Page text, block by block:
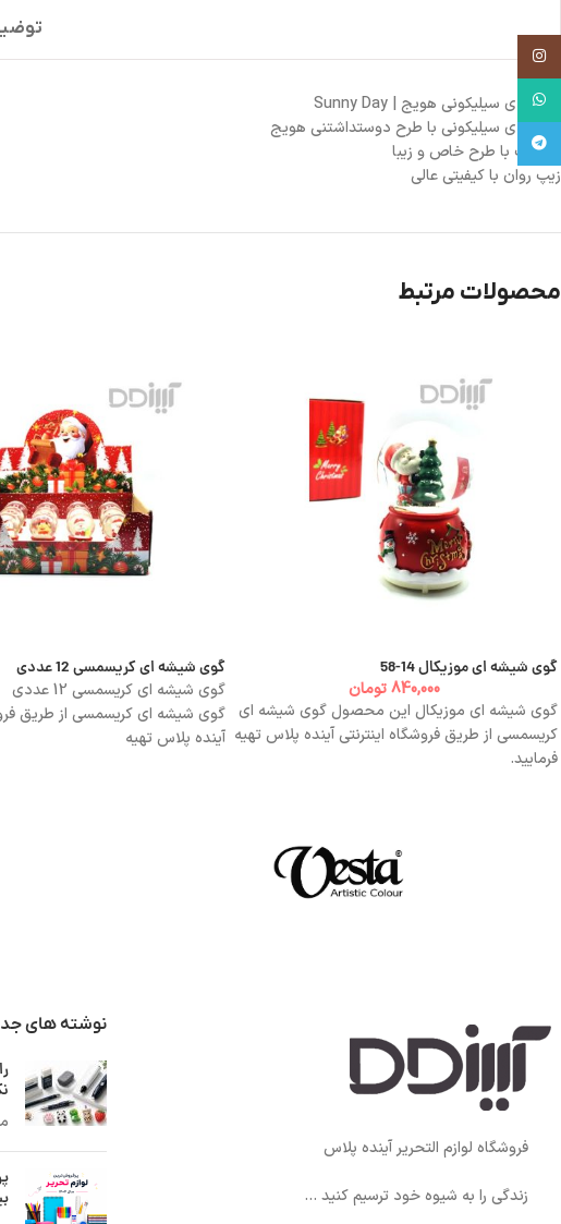
جامدادی سیلیکونی هویج | Sunny Day
جامدادی سیلیکونی با طرح دوستداشتنی هویج
سر زیپ با طرح خاص و زیبا
زیپ روان با کیفیتی عالی
محصولات مرتبط
گوی شیشه ای موزیکال 14-58
840,000 تومان
گوی شیشه ای موزیکال این محصول گوی شیشه ای
کریسمسی از طریق فروشگاه اینترنتی آینده پلاس تهیه
فرمایید.
گوی شیشه ای کریسمسی 12 عددی
گوی شیشه ای
گوی شیشه ای کریسمسی از طریق
آینده پلاس تهیه
فروشگاه لوازم التحریر آینده پلاس
زندگی را به شیوه خود ترسیم کنید ...
نوشته های
اینستاگرام
واتساپ
تلگرام